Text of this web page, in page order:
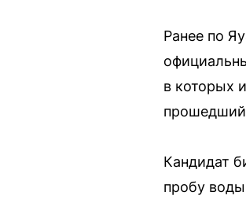
Ранее по
в которых
прошедший
Кандидат
пробу